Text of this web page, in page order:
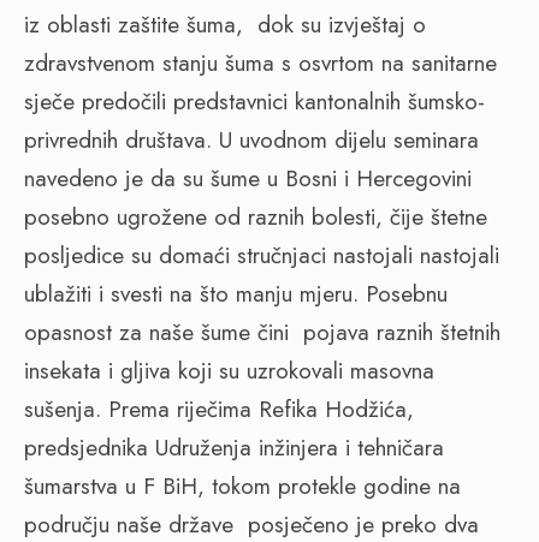
iz oblasti zaštite šuma, dok su izvještaj o
zdravstvenom stanju šuma s osvrtom na sanitarne
sječe predočili predstavnici kantonalnih šumsko-
privrednih društava. U uvodnom dijelu seminara
navedeno je da su šume u Bosni i Hercegovini
posebno ugrožene od raznih bolesti, čije štetne
posljedice su domaći stručnjaci nastojali nastojali
ublažiti i svesti na što manju mjeru. Posebnu
opasnost za naše šume čini pojava raznih štetnih
insekata i gljiva koji su uzrokovali masovna
sušenja. Prema riječima Refika Hodžića,
predsjednika Udruženja inžinjera i tehničara
šumarstva u F BiH, tokom protekle godine na
području naše države posječeno je preko dva